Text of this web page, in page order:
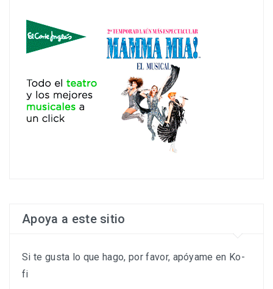
Apoya a este sitio
Si te gusta lo que hago, por favor, apóyame en Ko-
fi